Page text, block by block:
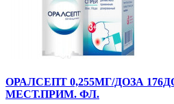
ОРАЛСЕПТ 0,255МГ/ДОЗА
МЕСТ.ПРИМ. ФЛ.